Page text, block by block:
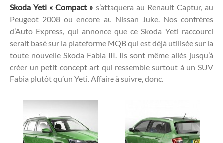
Skoda Yeti « Compact » s’attaquera au Renault Captur, au
Peugeot 2008 ou encore au Nissan Juke. Nos confrères
d’Auto Express, qui annonce que ce Skoda Yeti raccourci
serait basé sur la plateforme MQB qui est déjà utilisée sur la
toute nouvelle Skoda Fabia III. Ils sont même allés jusqu’à
créer un petit concept art qui ressemble surtout à un SUV
Fabia plutôt qu’un Yeti. Affaire à suivre, donc.